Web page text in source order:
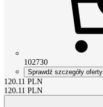
102730
Sprawdź szczegóły oferty
120.11 PLN
120.11 PLN